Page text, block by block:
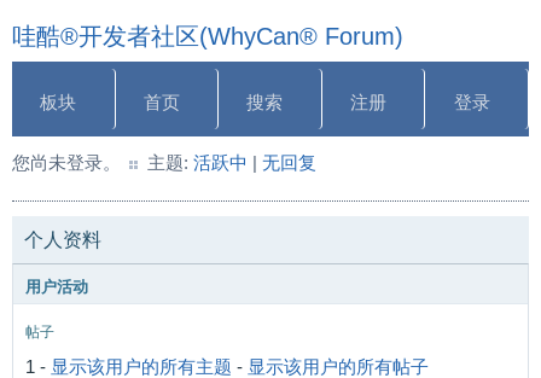
哇酷®开发者社区(WhyCan® Forum)
板块 首页 搜索 注册 登录
您尚未登录。 主题: 活跃中 | 无回复
个人资料
用户活动
帖子
1 - 显示该用户的所有主题 - 显示该用户的所有帖子